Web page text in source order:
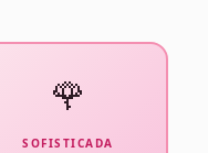
🌹
SOFISTICADA